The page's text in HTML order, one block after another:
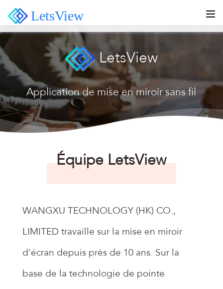
LetsView
LetsView
Application de mise en miroir sans fil
Équipe LetsView
WANGXU TECHNOLOGY (HK) CO.,
LIMITED travaille sur la mise en miroir
d'écran depuis près de 10 ans. Sur la
base de la technologie de pointe